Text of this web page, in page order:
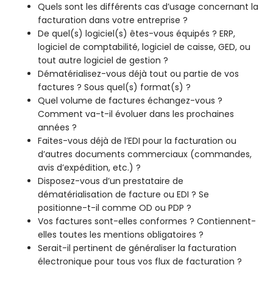
Quels sont les différents cas d’usage concernant la
facturation dans votre entreprise ?
De quel(s) logiciel(s) êtes-vous équipés ? ERP,
logiciel de comptabilité, logiciel de caisse, GED, ou
tout autre logiciel de gestion ?
Dématérialisez-vous déjà tout ou partie de vos
factures ? Sous quel(s) format(s) ?
Quel volume de factures échangez-vous ?
Comment va-t-il évoluer dans les prochaines
années ?
Faites-vous déjà de l’EDI pour la facturation ou
d’autres documents commerciaux (commandes,
avis d’expédition, etc.) ?
Disposez-vous d’un prestataire de
dématérialisation de facture ou EDI ? Se
positionne-t-il comme OD ou PDP ?
Vos factures sont-elles conformes ? Contiennent-
elles toutes les mentions obligatoires ?
Serait-il pertinent de généraliser la facturation
électronique pour tous vos flux de facturation ?